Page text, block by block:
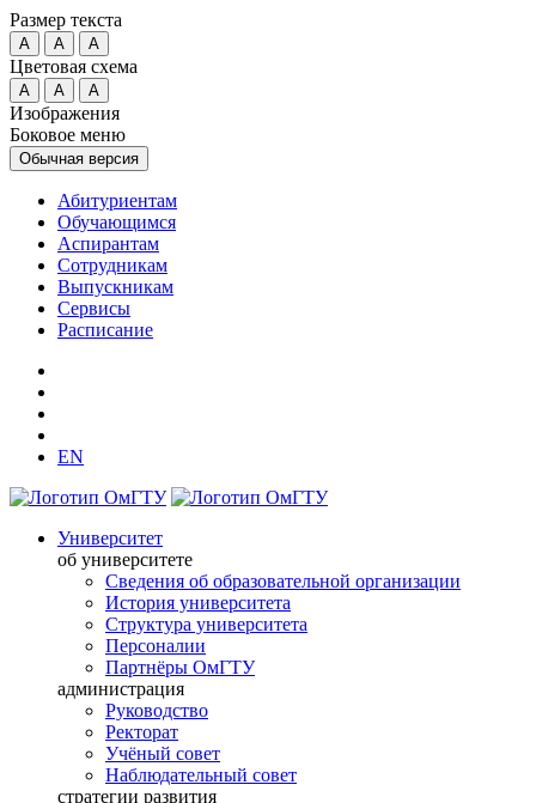
Размер текста
A A A
Цветовая схема
A A A
Изображения
Боковое меню
Обычная версия
Абитуриентам
Обучающимся
Аспирантам
Сотрудникам
Выпускникам
Сервисы
Расписание
EN
Университет
об университете
Сведения об образовательной организации
История университета
Структура университета
Персоналии
Партнёры ОмГТУ
администрация
Руководство
Ректорат
Учёный совет
Наблюдательный совет
стратегии развития